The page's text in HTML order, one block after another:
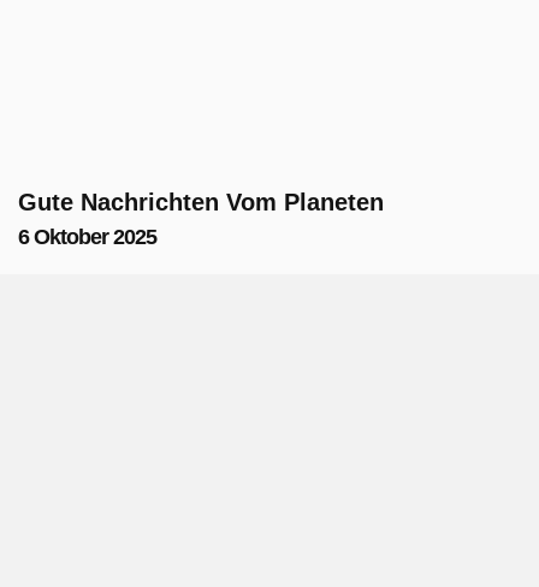
Gute Nachrichten Vom Planeten
6 Oktober 2025